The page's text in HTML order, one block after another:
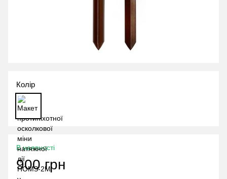
Колір
В наявності
900 грн